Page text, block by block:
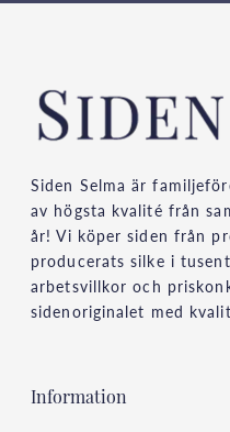
Siden Selma är
av högsta kvalité från
år! Vi köper siden från
producerats silke i
arbetsvillkor och
sidenoriginalet med
Information